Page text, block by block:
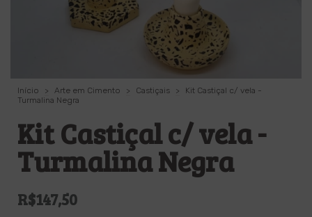
Início > Arte em Cimento > Castiçais >
Kit Castiçal c/ vela -
Turmalina Negra
Kit Castiçal c/ vela -
Turmalina Negra
R$147,50